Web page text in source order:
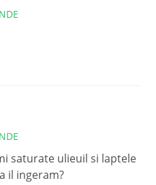
saturate ulieuil si laptele
il ingeram?